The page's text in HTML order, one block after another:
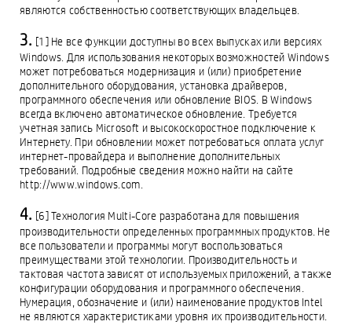
являются собственностью соответствующих владельцев.
[1] Не все функции доступны во всех выпусках или версиях
Windows. Для использования некоторых возможностей Windows
может потребоваться модернизация и (или) приобретение
дополнительного оборудования, установка драйверов,
программного обеспечения или обновление BIOS. В Windows
всегда включено автоматическое обновление. Требуется
учетная запись Microsoft и высокоскоростное подключение к
Интернету. При обновлении может потребоваться оплата услуг
интернет-провайдера и выполнение дополнительных
требований. Подробные сведения можно найти на сайте
http://www.windows.com.
[6] Технология Multi-Core разработана для повышения
производительности определенных программных продуктов. Не
все пользователи и программы могут воспользоваться
преимуществами этой технологии. Производительность и
тактовая частота зависят от используемых приложений, а также
конфигурации оборудования и программного обеспечения.
Нумерация, обозначение и (или) наименование продуктов Intel
не являются характеристиками уровня их производительности.